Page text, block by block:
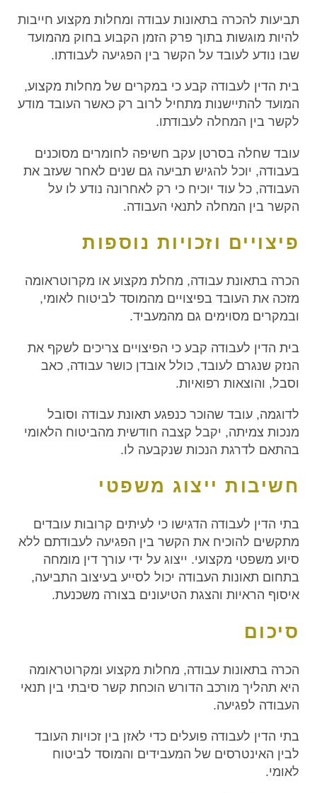
תביעות להכרה בתאונות עבודה ומחלות מקצוע חייבות
להיות מוגשות בתוך פרק הזמן הקבוע בחוק מהמועד
שבו נודע לעובד על הקשר בין הפגיעה לעבודתו.
בית הדין לעבודה קבע כי במקרים של מחלות מקצוע,
המועד להתיישנות מתחיל לרוב רק כאשר העובד מודע
לקשר בין המחלה לעבודתו.
עובד שחלה בסרטן עקב חשיפה לחומרים מסוכנים
בעבודה, יוכל להגיש תביעה גם שנים לאחר שעזב את
העבודה, כל עוד יוכיח כי רק לאחרונה נודע לו על
הקשר בין המחלה לתנאי העבודה.
פיצויים וזכויות נוספות
הכרה בתאונת עבודה, מחלת מקצוע או מקרוטראומה
מזכה את העובד בפיצויים מהמוסד לביטוח לאומי,
ובמקרים מסוימים גם מהמעביד.
בית הדין לעבודה קבע כי הפיצויים צריכים לשקף את
הנזק שנגרם לעובד, כולל אובדן כושר עבודה, כאב
וסבל, והוצאות רפואיות.
לדוגמה, עובד שהוכר כנפגע תאונת עבודה וסובל
מנכות צמיתה, יקבל קצבה חודשית מהביטוח הלאומי
בהתאם לדרגת הנכות שנקבעה לו.
חשיבות ייצוג משפטי
בתי הדין לעבודה הדגישו כי לעיתים קרובות עובדים
מתקשים להוכיח את הקשר בין הפגיעה לעבודתם ללא
סיוע משפטי מקצועי. ייצוג על ידי עורך דין מומחה
בתחום תאונות העבודה יכול לסייע בעיצוב התביעה,
איסוף הראיות והצגת הטיעונים בצורה משכנעת.
סיכום
הכרה בתאונות עבודה, מחלות מקצוע ומקרוטראומה
היא תהליך מורכב הדורש הוכחת קשר סיבתי בין תנאי
העבודה לפגיעה.
בתי הדין לעבודה פועלים כדי לאזן בין זכויות העובד
לבין האינטרסים של המעבידים והמוסד לביטוח
לאומי.